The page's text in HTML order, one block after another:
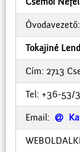
Óvodavezető:
Tokajiné
Cím: 2713
Tel: +36-53/
Email: 